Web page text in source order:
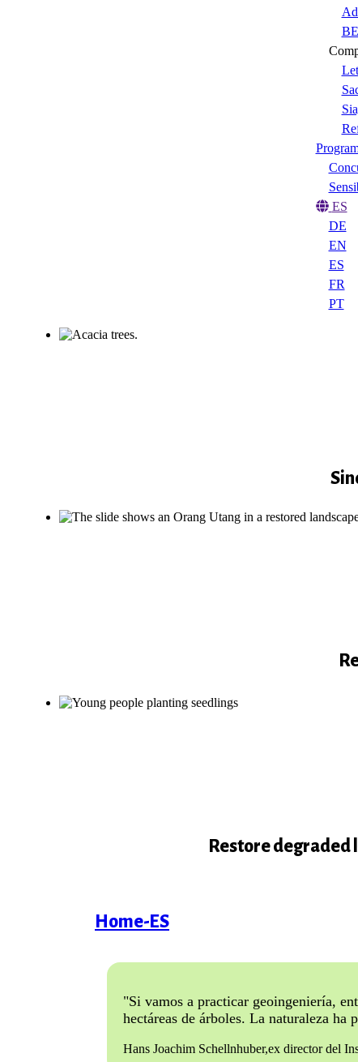
ES
DE
EN
ES
FR
PT
Restore degraded
Home-ES
"Si vamos a practicar geoingeniería,
hectáreas de árboles. La naturaleza ha
Hans Joachim Schellnhuber,ex director del